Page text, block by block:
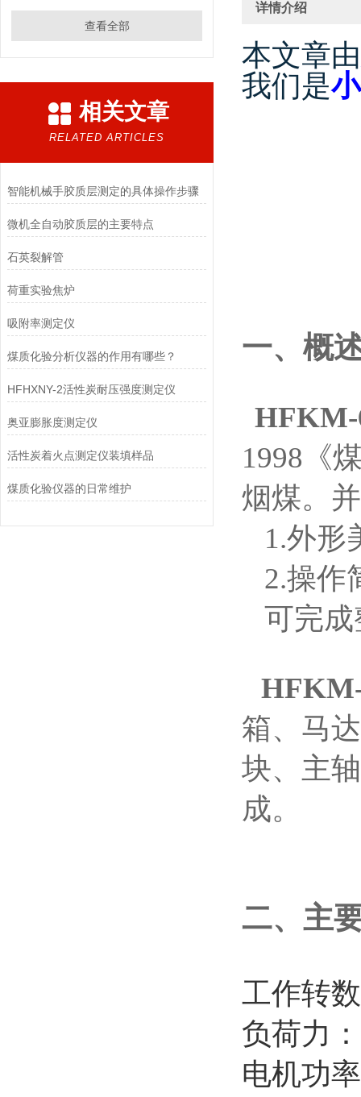
查看全部
相关文章
RELATED ARTICLES
智能机械手胶质层测定的具体操作步骤
微机全自动胶质层的主要特点
石英裂解管
荷重实验焦炉
吸附率测定仪
煤质化验分析仪器的作用有哪些？
HFHXNY-2活性炭耐压强度测定仪
奥亚膨胀度测定仪
活性炭着火点测定仪​装填样品
煤质化验仪器的日常维护
详情介绍
本文章由
我们是
一、概
HFKM-
1998《
烟煤。
1.外形
2.操作
可完
箱、马
块、主
成。
二、主
工作转
负荷力
电机功